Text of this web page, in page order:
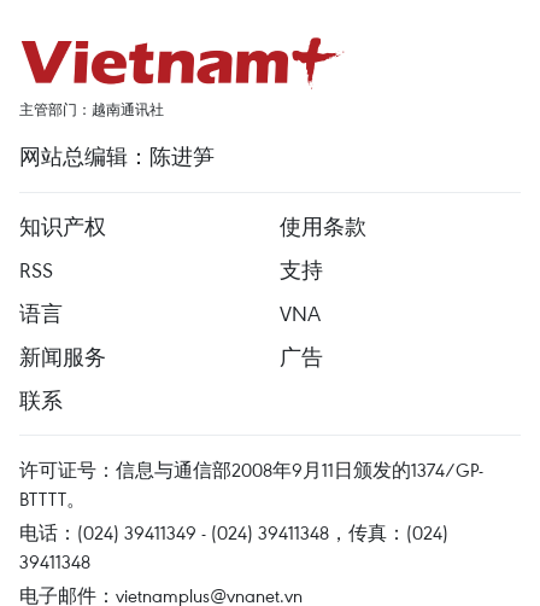
主管部门：越南通讯社
网站总编辑：陈进笋
知识产权
使用条款
RSS
支持
语言
VNA
新闻服务
广告
联系
许可证号：信息与通信部2008年9月11日颁发的1374/GP-
BTTTT。
电话：(024) 39411349 - (024) 39411348，传真：(024)
39411348
电子邮件： vietnamplus@vnanet.vn